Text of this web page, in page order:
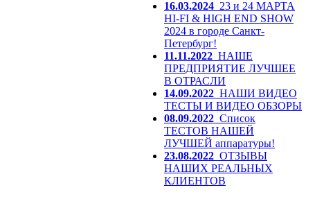
16.03.2024 23 и 24 МАРТА
HI-FI & HIGH END SHOW
2024 в городе Санкт-
Петербург!
11.11.2022 НАШЕ
ПРЕДПРИЯТИЕ ЛУЧШЕЕ
В ОТРАСЛИ
14.09.2022 НАШИ ВИДЕО
ТЕСТЫ И ВИДЕО ОБЗОРЫ
08.09.2022 Список
ТЕСТОВ НАШЕЙ
ЛУЧШЕЙ аппаратуры!
23.08.2022 ОТЗЫВЫ
НАШИХ РЕАЛЬНЫХ
КЛИЕНТОВ